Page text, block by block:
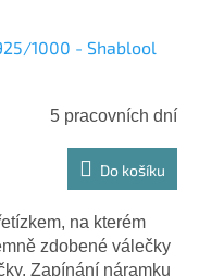
1000 - Shablool
5 pracovních dní
Do košíku
na kterém
zdobené válečky
Zapínání náramku